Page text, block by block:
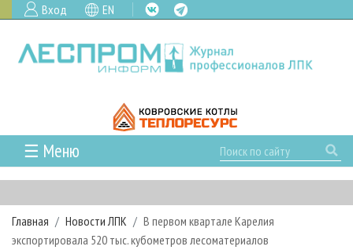
Вход EN
☰ Меню
ГЛАВНАЯ
РУБРИКИ И ТЕМЫ
РУБРИКИ ЖУРНАЛА
НОВОСТИ
Главная Новости ЛПК
В первом квартале Карелия
экспортировала 520 тыс. кубометров лесоматериалов